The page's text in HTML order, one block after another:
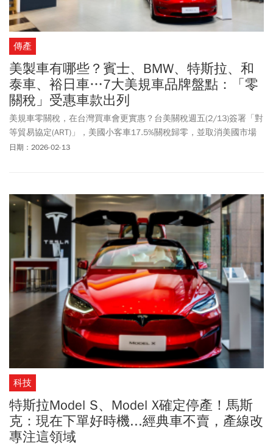
傳產
美製車有哪些？賓士、BMW、特斯拉、和
泰車、裕日車…7大美規車品牌盤點：「零
關稅」受惠車款出列
美規車零關稅，在台灣買車會更實惠？台美關稅週五(2/13)簽署「對
等貿易協定(ART)」，美國小客車17.5%關稅歸零，並取消美國市場
的進口數量限制。行政院估計，法規對接需要花費約6個月時間。賓
於美國生產之車型包括X3、X5 、X6與X7也有機會降價。
日期：2026-02-13
科技
特斯拉Model S、Model X確定停產！馬斯
克：現在下單好時機...經典車不賣，產線改
專注這領域